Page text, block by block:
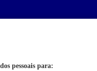
pessoais para: